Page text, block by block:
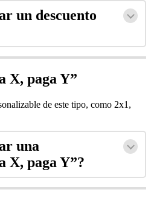
un descuento
X, paga Y”
de este tipo, como 2x1,
una
X, paga Y”?